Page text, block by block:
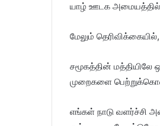
யாழ் ஊடக அமையத்தில்
மேலும் தெரிவிக்கையில்,
சமூகத்தின்
முறைகளை
எங்கள் நாடு வளர்ச்சி